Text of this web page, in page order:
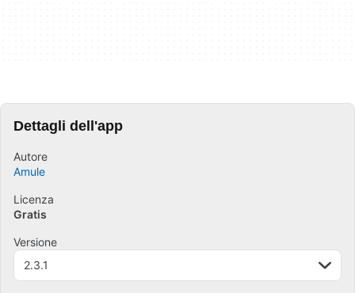
Dettagli dell'app
Autore
Amule
Licenza
Gratis
Versione
2.3.1